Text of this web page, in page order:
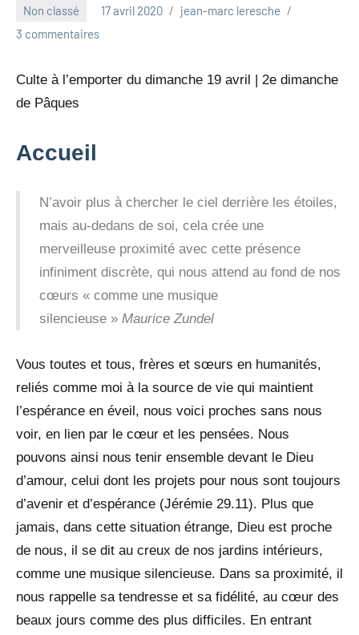
Non classé 17 avril 2020
jean-marc leresche
3 commentaires
Culte à l’emporter du dimanche 19 avril | 2e dimanche
de Pâques
Accueil
N’avoir plus à chercher le ciel derrière les étoiles,
mais au-dedans de soi, cela crée une
merveilleuse proximité avec cette présence
infiniment discrète, qui nous attend au fond de nos
cœurs « comme une musique
silencieuse » Maurice Zundel
Vous toutes et tous, frères et sœurs en humanités,
reliés comme moi à la source de vie qui maintient
l’espérance en éveil, nous voici proches sans nous
voir, en lien par le cœur et les pensées. Nous
pouvons ainsi nous tenir ensemble devant le Dieu
d’amour, celui dont les projets pour nous sont toujours
d’avenir et d’espérance (Jérémie 29.11). Plus que
jamais, dans cette situation étrange, Dieu est proche
de nous, il se dit au creux de nos jardins intérieurs,
comme une musique silencieuse. Dans sa proximité, il
nous rappelle sa tendresse et sa fidélité, au cœur des
beaux jours comme des plus difficiles. En entrant